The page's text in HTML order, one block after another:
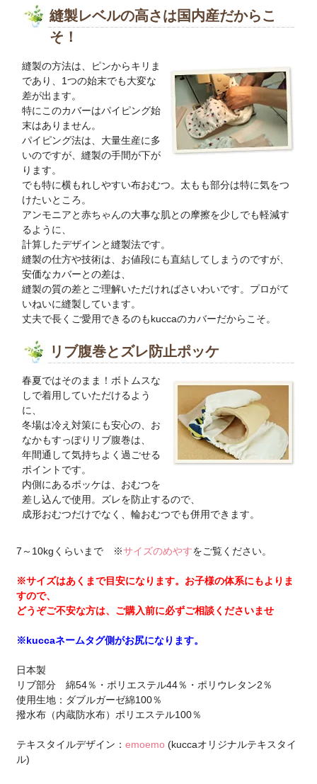
縫製レベルの高さは国内産だからこ
そ！
縫製の方法は、ピンからキリま
であり、1つの始末でも大変な
差が出ます。
特にこのカバーはパイピング始
末はありません。
パイピング法は、大量生産に多
いのですが、縫製の手間が下が
ります。
でも特に横もれしやすい布おむつ。太もも部分は特に気をつ
けたいところ。
アンモニアと赤ちゃんの大事な肌との摩擦を少しでも軽減す
るように、
計算したデザインと縫製法です。
縫製の仕方や技術は、お値段にも直結してしまうのですが、
安価なカバーとの差は、
縫製の質の差とご理解いただければさいわいです。プロがて
いねいに縫製しています。
丈夫で長くご愛用できるのもkuccaのカバーだからこそ。
リブ腹巻とズレ防止ポッケ
春夏ではそのまま！ボトムスな
しで着用していただけるよう
に、
冬場は冷え対策にも安心の、お
なかもすっぽりリブ腹巻は、
年間通して気持ちよく過ごせる
ポイントです。
内側にあるポッケは、おむつを
差し込んで使用。ズレを防止するので、
成形おむつだけでなく、輪おむつでも併用できます。
7～10kgくらいまで ※サイズのめやすをご覧ください。
※サイズはあくまで目安になります。お子様の体系にもよりま
すので、
どうぞご不安な方は、ご購入前に必ずご相談くださいませ
※kuccaネームタグ側がお尻になります。
日本製
リブ部分 綿54％・ポリエステル44％・ポリウレタン2％
使用生地：ダブルガーゼ綿100％
撥水布（内蔵防水布）ポリエステル100％
テキスタイルデザイン： emoemo (kuccaオリジナルテキスタイ
ル)